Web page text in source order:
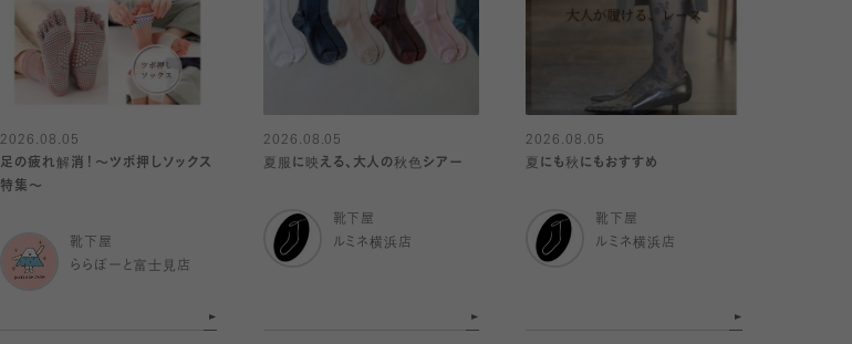
2026.08.05
足の疲れ解消！〜ツボ押しソックス
特集〜
靴下屋
ららぽーと富士見店
2026.08.05
夏服に映える、大人の秋色シアー
靴下屋
ルミネ横浜店
2026.08.05
夏にも秋にもおすすめ
靴下屋
ルミネ横浜店